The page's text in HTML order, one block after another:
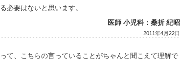
必要はないと思います。
医師 小児科：桑折 紀昭
2011年4月22日
て、こちらの言っていることがちゃんと聞こえて理解で